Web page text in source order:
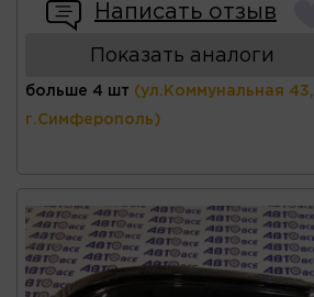
Написать отзыв
Показать аналоги
больше 4 шт (ул.Коммунальная 43,
г.Симферополь)